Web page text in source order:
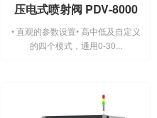
压电式喷射阀 PDV-8000
• 直观的参数设置• 高中低及自定义
的四个模式，通用0-30...